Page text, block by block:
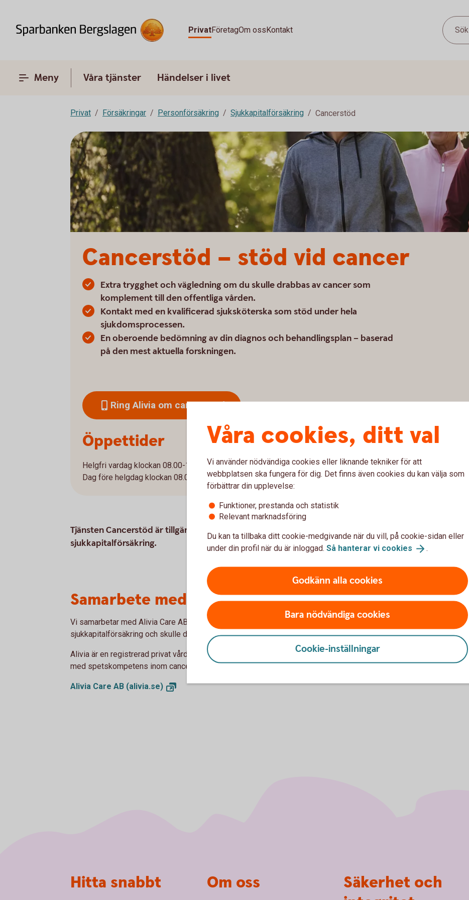
PrivatFöretagOm ossKontakt Sök
Meny Våra tjänster Händelser i livet
Privat Försäkringar Personförsäkring Sjukkapitalförsäkring Cancerstöd
Cancerstöd – stöd vid cancer
Extra trygghet och vägledning om du skulle drabbas av cancer som
komplement till den offentliga vården.
Kontakt med en kvalificerad sjuksköterska som stöd under hela
sjukdomsprocessen.
En oberoende bedömning av din diagnos och behandlingsplan – baserad
på den mest aktuella forskningen.
Ring Alivia om cancerstöd
Öppettider
Helgfri vardag klockan 08.00-16.00.
Dag före helgdag klockan 08.00-12.00.
Tjänsten Cancerstöd är tillgänglig utan extra kostnad för dig som har Trygga
sjukkapitalförsäkring.
Samarbete med Alivia Care
Vi samarbetar med Alivia Care AB i cancerstödet. Om du har Trygga
sjukkapitalförsäkring och skulle drabbas av cancer tar du kontakt med Alivia.
Alivia är en registrerad privat vårdgivare hos Inspektionen för Vård och Omsorg (IVO)
med spetskompetens inom cancer.
Alivia Care AB (alivia.se)
Våra cookies, ditt val
Vi använder nödvändiga cookies eller liknande tekniker för att
webbplatsen ska fungera för dig. Det finns även cookies du kan välja som
förbättrar din upplevelse:
Funktioner, prestanda och statistik
Relevant marknadsföring
Du kan ta tillbaka ditt cookie-medgivande när du vill, på cookie-sidan eller
under din profil när du är inloggad. Så hanterar vi cookies .
Godkänn alla cookies
Bara nödvändiga cookies
Cookie-inställningar
Hitta snabbt Om oss
Säkerhet och